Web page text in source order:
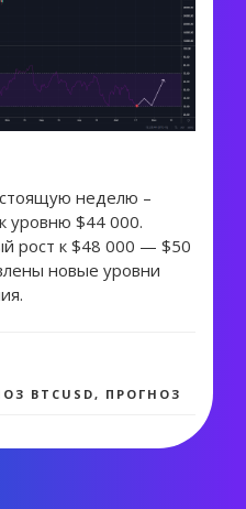
неделю –
уровню $44 000.
рост к $48 000 — $50
новые уровни
BTCUSD, ПРОГНОЗ